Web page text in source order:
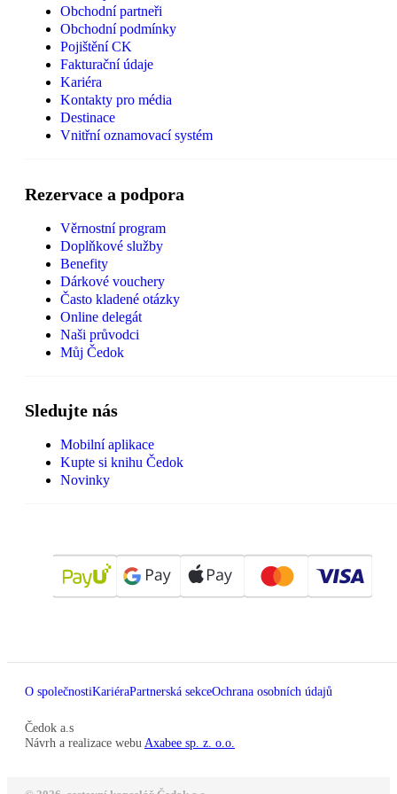
Obchodní partneři
Obchodní podmínky
Pojištění CK
Fakturační údaje
Kariéra
Kontakty pro média
Destinace
Vnitřní oznamovací systém
Rezervace a podpora
Věrnostní program
Doplňkové služby
Benefity
Dárkové vouchery
Často kladené otázky
Online delegát
Naši průvodci
Můj Čedok
Sledujte nás
Mobilní aplikace
Kupte si knihu Čedok
Novinky
O společnostiKariéraPartnerská sekceOchrana osobních údajů
Čedok a.s
Návrh a realizace webu Axabee sp. z. o.o.